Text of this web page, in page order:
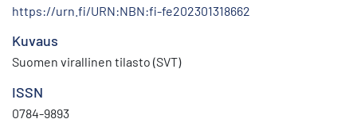
https://urn.fi/URN:NBN:fi-fe202301318662
Kuvaus
Suomen virallinen tilasto (SVT)
ISSN
0784-9893